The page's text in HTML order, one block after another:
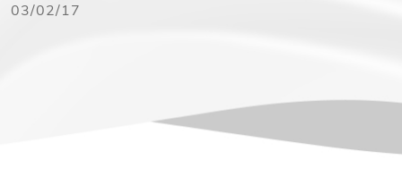
03/02/17